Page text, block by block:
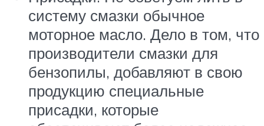
систему смазки обычное
моторное масло. Дело в том, что
производители смазки для
бензопилы, добавляют в свою
продукцию специальные
присадки, которые